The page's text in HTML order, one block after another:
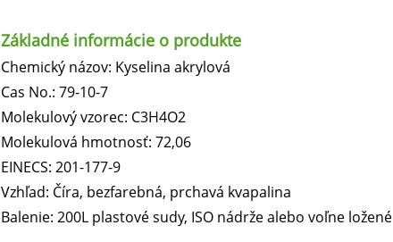
Základné informácie o produkte
Chemický názov: Kyselina akrylová
Cas No.: 79-10-7
Molekulový vzorec: C3H4O2
Molekulová hmotnosť: 72,06
EINECS: 201-177-9
Vzhľad: Číra, bezfarebná, prchavá kvapalina
Balenie: 200L plastové sudy, ISO nádrže alebo voľne ložené